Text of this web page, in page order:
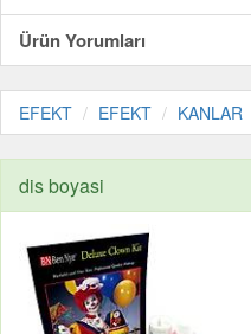
Ürün Yorumları
EFEKT EFEKT KANLAR
dis boyasi